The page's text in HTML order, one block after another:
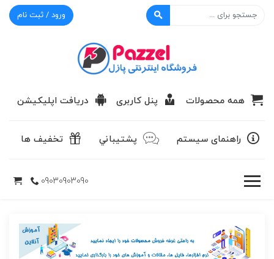
ورود / ثبت نام
همه محصولات پنل کاربری دریافت اپلیکیشن
راهنمای سیستم پشتيباني تخفیف ها
09030903090